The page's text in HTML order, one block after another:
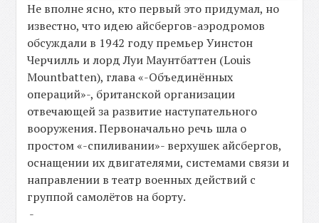
Не вполне ясно, кто первый это придумал, но
известно, что идею айсбергов-аэродромов
обсуждали в 1942 году премьер Уинстон
Черчилль и лорд Луи Маунтбаттен (Louis
Mountbatten), глава «-Объединённых
операций»-, британской организации
отвечающей за развитие наступательного
вооружения. Первоначально речь шла о
простом «-спиливании»- верхушек айсбергов,
оснащении их двигателями, системами связи и
направлении в театр военных действий с
группой самолётов на борту.
-